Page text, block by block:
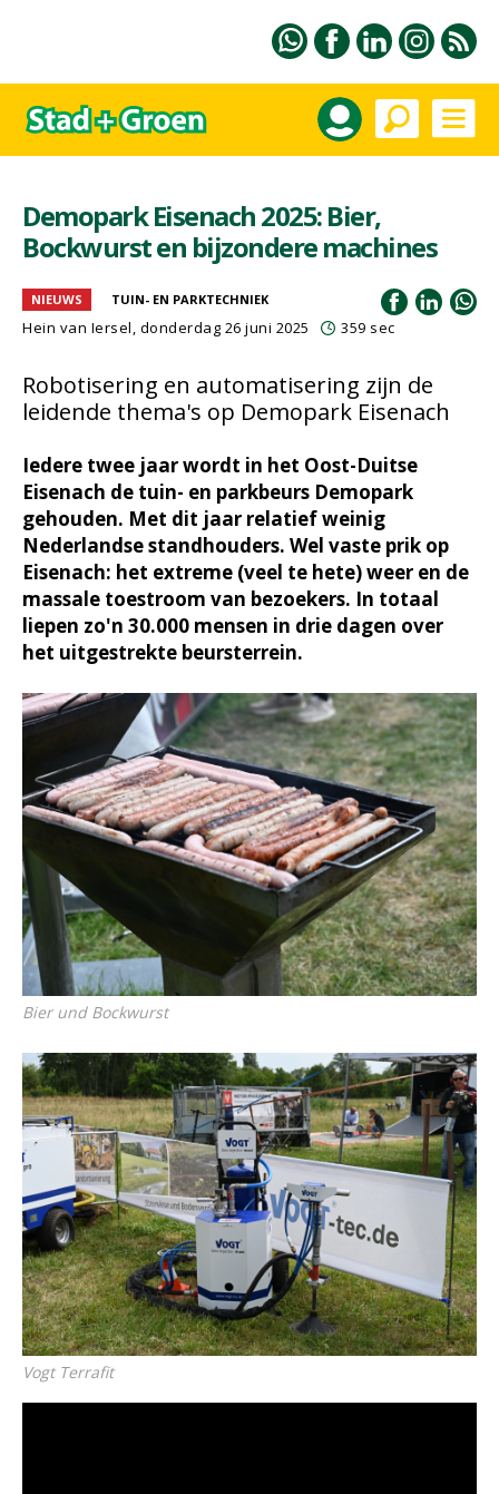
Demopark Eisenach 2025: Bier,
Bockwurst en bijzondere machines
NIEUWS TUIN- EN PARKTECHNIEK
Hein van Iersel, donderdag 26 juni 2025 359 sec
Robotisering en automatisering zijn de
leidende thema's op Demopark Eisenach
Iedere twee jaar wordt in het Oost-Duitse
Eisenach de tuin- en parkbeurs Demopark
gehouden. Met dit jaar relatief weinig
Nederlandse standhouders. Wel vaste prik op
Eisenach: het extreme (veel te hete) weer en de
massale toestroom van bezoekers. In totaal
liepen zo'n 30.000 mensen in drie dagen over
het uitgestrekte beursterrein.
Bier und Bockwurst
Vogt Terrafit